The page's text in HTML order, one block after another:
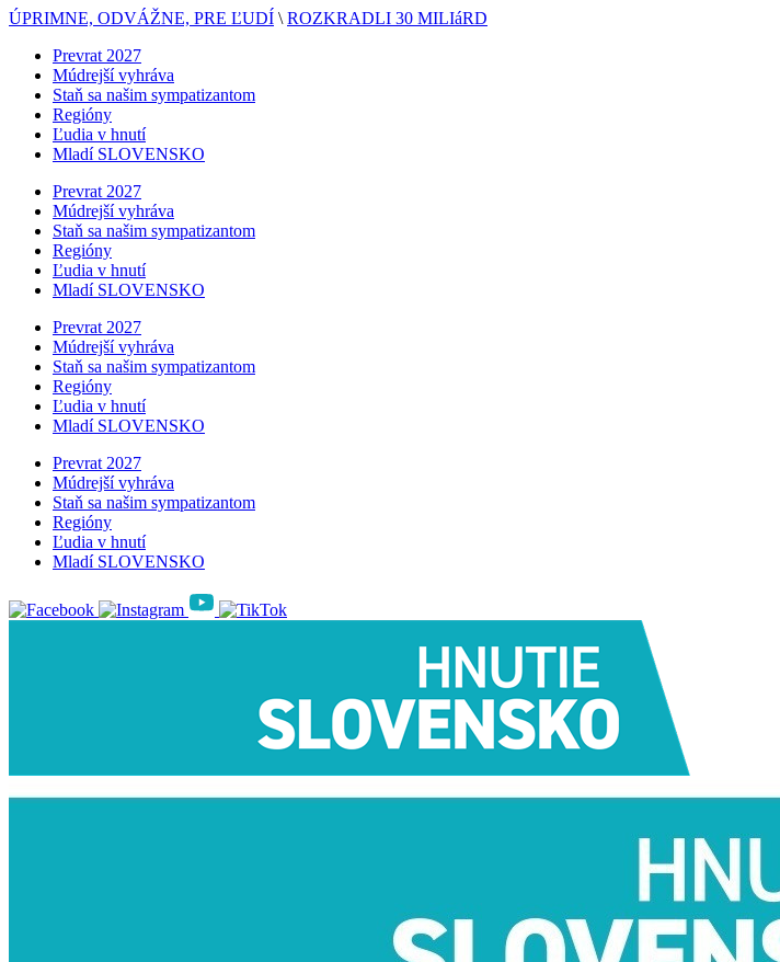
ÚPRIMNE, ODVÁŽNE, PRE ĽUDÍ \ ROZKRADLI 30 MILIáRD
Prevrat 2027
Múdrejší vyhráva
Staň sa našim sympatizantom
Regióny
Ľudia v hnutí
Mladí SLOVENSKO
Prevrat 2027
Múdrejší vyhráva
Staň sa našim sympatizantom
Regióny
Ľudia v hnutí
Mladí SLOVENSKO
Prevrat 2027
Múdrejší vyhráva
Staň sa našim sympatizantom
Regióny
Ľudia v hnutí
Mladí SLOVENSKO
Prevrat 2027
Múdrejší vyhráva
Staň sa našim sympatizantom
Regióny
Ľudia v hnutí
Mladí SLOVENSKO